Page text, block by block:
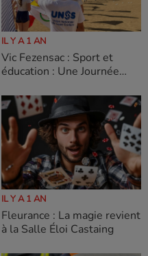
IL Y A 1 AN
Vic Fezensac : Sport et
éducation : Une Journée
gersois
IL Y A 1 AN
Fleurance : La magie revient
à la Salle Éloi Castaing